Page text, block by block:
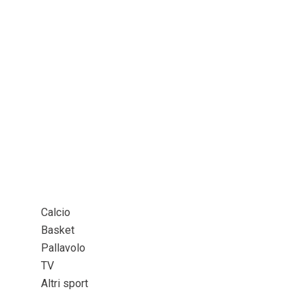
Calcio
Basket
Pallavolo
TV
Altri sport